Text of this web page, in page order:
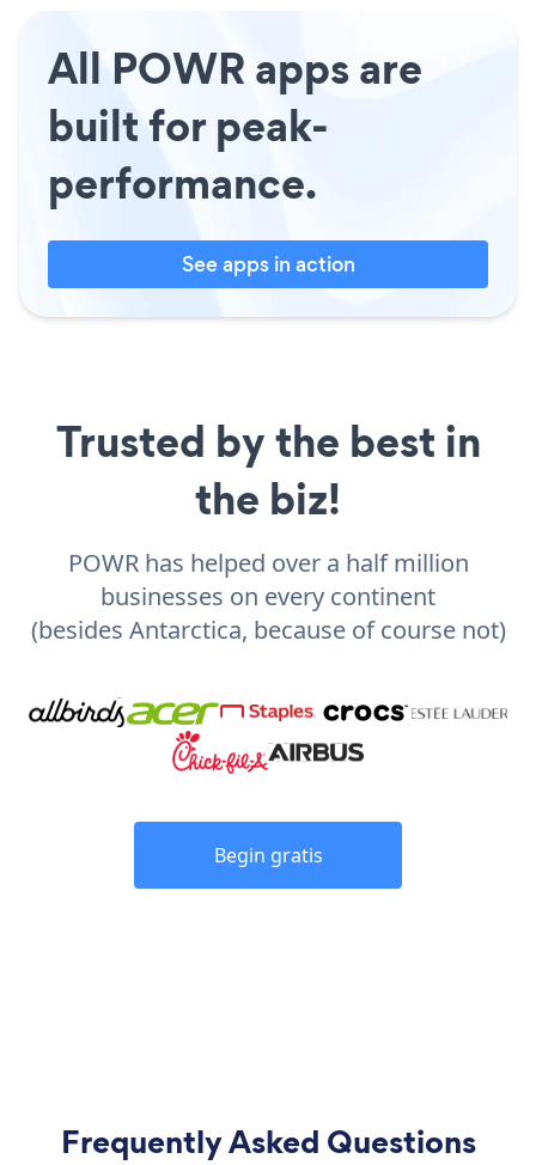
All POWR apps are
built for peak-
performance.
See apps in action
Trusted by the best in
the biz!
POWR has helped over a half million
businesses on every continent
(besides Antarctica, because of course not)
Begin gratis
Frequently Asked Questions